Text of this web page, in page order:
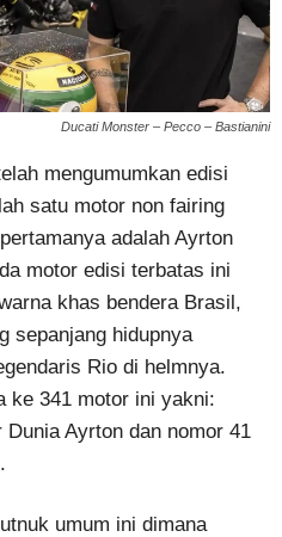
Ducati Monster – Pecco – Bastianini
mengumumkan edisi
satu motor non fairing
adalah Ayrton
motor edisi terbatas ini
khas bendera Brasil,
sepanjang hidupnya
Rio di helmnya.
ke 341 motor ini yakni:
Ayrton dan nomor 41
umum ini dimana